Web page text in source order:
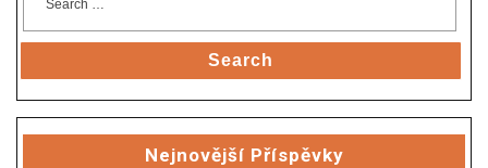
Search
Nejnovější Příspěvky